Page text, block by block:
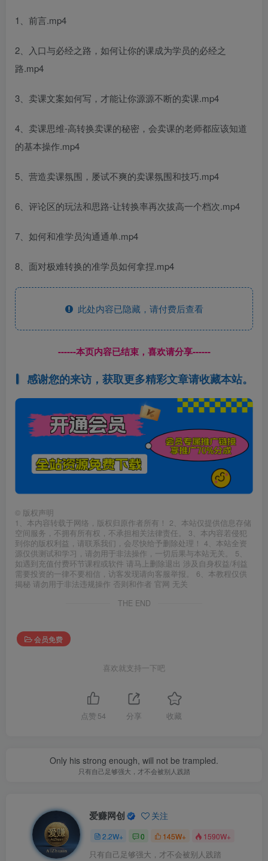
1、前言.mp4
2、入口与必经之路，如何让你的课成为学员的必经之
路.mp4
3、卖课文案如何写，才能让你源源不断的卖课.mp4
4、卖课思维-高转换卖课的秘密，会卖课的老师都应该知道
的基本操作.mp4
5、营造卖课氛围，屡试不爽的卖课氛围和技巧.mp4
6、评论区的玩法和思路-让转换率再次拔高一个档次.mp4
7、如何和准学员沟通通单.mp4
8、面对极难转换的准学员如何拿捏.mp4
此处内容已隐藏，请付费后查看
------本页内容已结束，喜欢请分享------
感谢您的来访，获取更多精彩文章请收藏本站。
© 版权声明
1、本内容转载于网络，版权归原作者所有！ 2、本站仅提供信息存储
空间服务，不拥有所有权，不承担相关法律责任。 3、本内容若侵犯
到你的版权利益，请联系我们，会尽快给予删除处理！ 4、本站全资
源仅供测试和学习，请勿用于非法操作，一切后果与本站无关。 5、
如遇到充值付费环节课程或软件 请马上删除退出 涉及自身权益/利益
需要投资的一律不要相信，访客发现请向客服举报。 6、本教程仅供
揭秘 请勿用于非法违规操作 否则和作者 官网 无关
THE END
会员免费
喜欢就支持一下吧
点赞 54 分享 收藏
Only his strong enough, will not be trampled.
只有自己足够强大，才不会被别人践踏
爱赚网创 关注
2.2W+ 0 145W+ 1590W+
只有自己足够强大，才不会被别人践踏